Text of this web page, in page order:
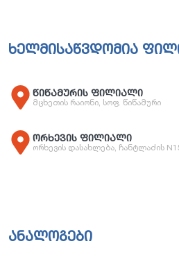
ხელმისაწვდომია
წიწამურის ფილიალი
მცხეთის რაიონი, სოფ. წიწამური
ორხევის ფილიალი
ორხევის დასახლება, ჩანტლაძის
ანალოგები